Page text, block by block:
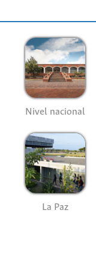
Nivel nacional
La Paz